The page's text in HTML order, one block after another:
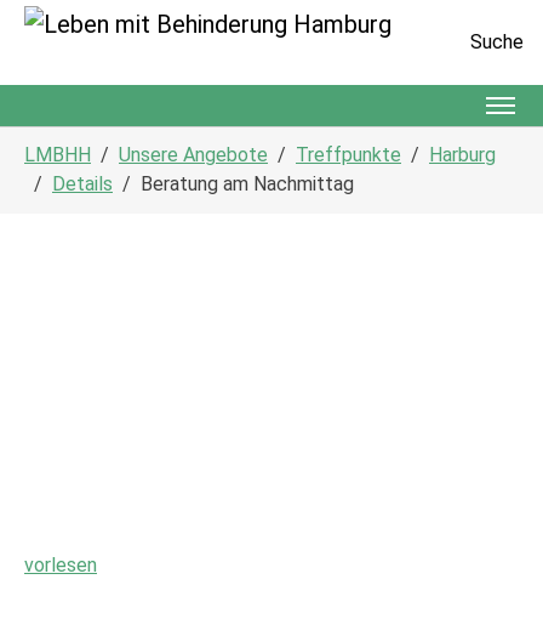
Suche
LMBHH Unsere Angebote Treffpunkte
Harburg
Details
Beratung am Nachmittag
vorlesen